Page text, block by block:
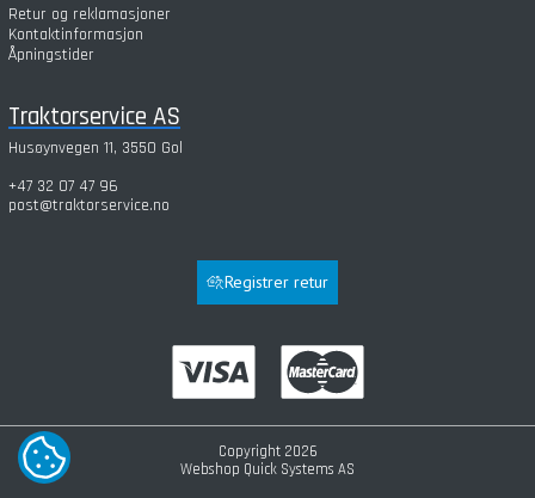
Retur og reklamasjoner
Kontaktinformasjon
Åpningstider
Traktorservice AS
Husøynvegen 11, 3550 Gol
+47 32 07 47 96
post@traktorservice.no
Registrer retur
Copyright 2026
Webshop Quick Systems AS
COOKIE-INNSTILLINGER